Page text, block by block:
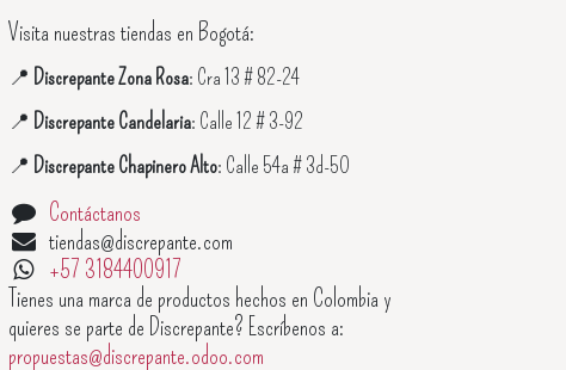
Visita nuestras tiendas en Bogotá:
📍 Discrepante Zona Rosa: Cra 13 # 82-24
📍 Discrepante Candelaria: Calle 12 # 3-92
📍 Discrepante Chapinero Alto: Calle 54a # 3d-50
Contáctanos
tiendas@discrepante.com
+57 3184400917
Tienes una marca de productos hechos en Colombia y
quieres se parte de Discrepante? Escríbenos a:
propuestas@discrepante.odoo.com